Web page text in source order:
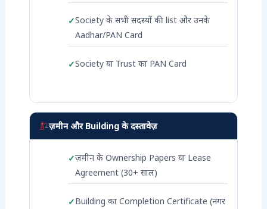
Society के सभी सदस्यों की list और उनके
Aadhar/PAN Card
Society या Trust का PAN Card
ज़मीन और Building के दस्तावेज़
ज़मीन के Ownership Papers या Lease
Agreement (30+ साल)
Building का Completion Certificate (नगर